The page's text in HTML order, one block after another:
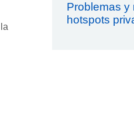
Problemas y
hotspots